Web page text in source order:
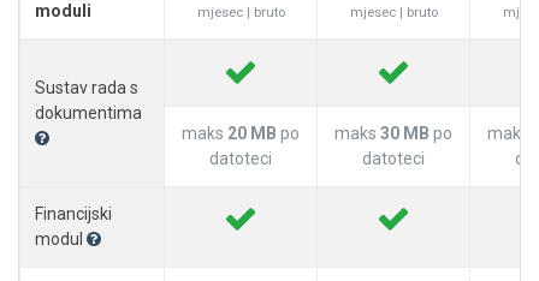
moduli
mjesec | bruto mjesec | bruto
Sustav rada s
dokumentima
maks 20 MB po
datoteci
maks 30 MB po
datoteci
maks
Financijski
modul